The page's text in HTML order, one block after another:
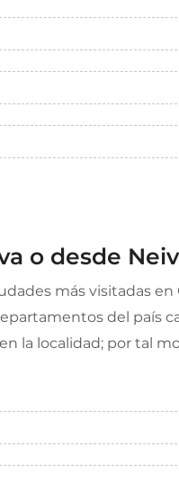
o desde
más visitadas
del país
la localidad; por tal